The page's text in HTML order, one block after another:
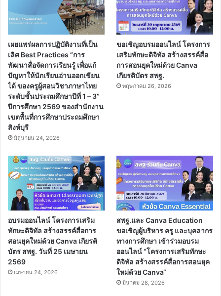
เผยแพร่ผลการปฏิบัติงานที่เป็น
เลิศ Best Practices “การ
พัฒนาสื่อจัดการเรียนรู้ เพื่อแก้
ปัญหาให้นักเรียนอ่านออกเขียน
ได้ ของครูผู้สอนวิชาภาษาไทย
ระดับชั้นประถมศึกษาปีที่ 1 – 3”
ปีการศึกษา 2569 ของสำนักงาน
เขตพื้นที่การศึกษาประถมศึกษา
สิงห์บุรี
มิถุนายน 24, 2026
ขอเชิญอบรมออนไลน์ โครงการ
เสริมทักษะดิจิทัล สร้างสรรค์สื่อ
การสอนยุคใหม่ด้วย Canva
เกียรติบัตร สพฐ.
พฤษภาคม 26, 2026
อบรมออนไลน์ โครงการเสริม
ทักษะดิจิทัล สร้างสรรค์สื่อการ
สอนยุคใหม่ด้วย Canva เกียรติ
บัตร สพฐ. วันที่ 25 เมษายน
2569
เมษายน 24, 2026
สพฐ.และ Canva Education
ขอเชิญผู้บริหาร ครู และบุคลากร
ทางการศึกษา เข้าร่วมอบรม
ออนไลน์ “โครงการเสริมทักษะ
ดิจิทัล สร้างสรรค์สื่อการสอนยุค
ใหม่ด้วย Canva“
มีนาคม 28, 2026